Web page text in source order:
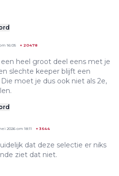
16:05 + 20478
heel groot deel eens met je
slechte keeper blijft een
moet je dus ook niet als 2e,
2026 om 18:11 + 3644
dat deze selectie er niks
ziet dat niet.